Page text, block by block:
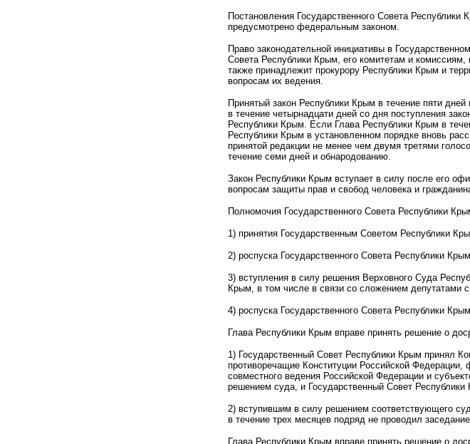
Постановления Государственного Совета
предусмотрено федеральным законом.
Право законодательной инициативы в
Совета Республики Крым, его комитетам и
также принадлежит прокурору Республики Крым и
вопросам их ведения.
Принятый закон Республики Крым в течение пяти
в течение четырнадцати дней со дня поступления
Республики Крым. Если Глава Республики Крым в
Республики Крым в установленном порядке вновь
принятой редакции не менее чем двумя третями
течение семи дней и обнародованию.
Закон Республики Крым вступает в силу после его
вопросам защиты прав и свобод человека и
Полномочия Государственного Совета Республики
1) принятия Государственным Советом Республики
2) роспуска Государственного Совета Республики
3) вступления в силу решения Верховного Суда
Крым, в том числе в связи со сложением депутатами
4) роспуска Государственного Совета Республики
Глава Республики Крым вправе принять решение о
1) Государственный Совет Республики Крым принял
противоречащие Конституции Российской
совместного ведения Российской Федерации и
решением суда, и Государственный Совет
2) вступившим в силу решением соответствующего
в течение трех месяцев подряд не проводил заседание.
Глава Республики Крым вправе принять решение о